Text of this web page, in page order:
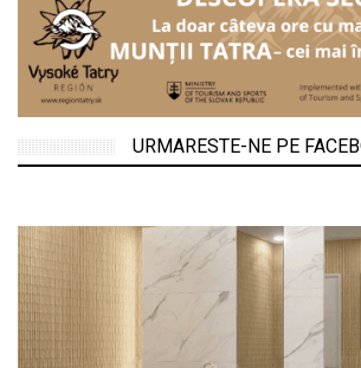
URMARESTE-NE PE